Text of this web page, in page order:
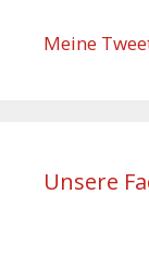
Meine
Unsere